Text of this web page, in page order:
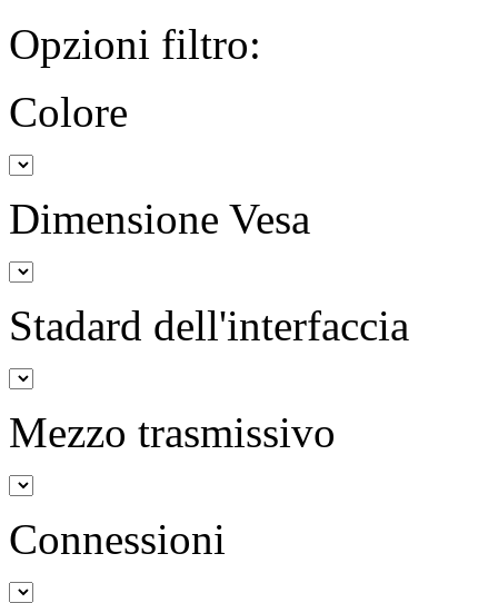
Opzioni filtro:
Colore
Dimensione Vesa
Stadard dell'interfaccia
Mezzo trasmissivo
Connessioni